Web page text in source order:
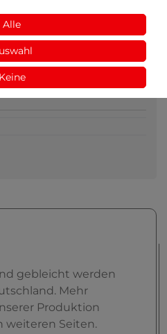
ist ein Einlaufen von
gebleicht werden
Mehr
Produktion
weiteren Seiten.
Alle
Keine